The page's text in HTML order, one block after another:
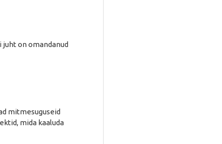
juht on omandanud
mitmesuguseid
mida kaaluda